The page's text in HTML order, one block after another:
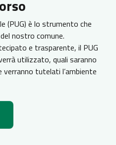
(PUG) è lo strumento che
nostro comune.
e trasparente, il PUG
utilizzato, quali saranno
verranno tutelati l’ambiente